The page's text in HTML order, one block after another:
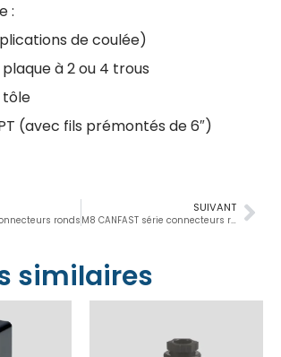
:
de coulée)
à 2 ou 4 trous
tôle
(avec fils prémontés de 6″)
SUIVANT
M8 CANFAST série connecteurs ronds
ronds
similaires